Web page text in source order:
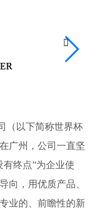

以下简称世界杯
广州，公司一直坚
有终点”为企业使
，用优质产品、
的、前瞻性的新